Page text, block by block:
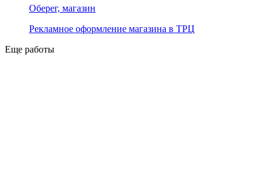
Оберег, магазин
Рекламное оформление магазина в ТРЦ
Еще работы